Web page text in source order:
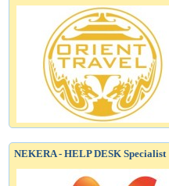
NEKERA - HELP DESK Specialist